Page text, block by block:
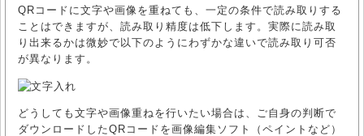
QRコードに文字や画像を重ねても、一定の条件で読み取りする
ことはできますが、読み取り精度は低下します。実際に読み取
り出来るかは微妙で以下のようにわずかな違いで読み取り可否
が異なります。
どうしても文字や画像重ねを行いたい場合は、ご自身の判断で
ダウンロードしたQRコードを画像編集ソフト（ペイントなど）